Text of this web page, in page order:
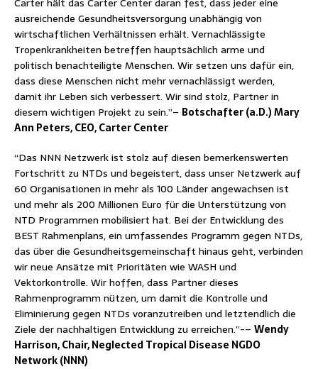
ausreichende Gesundheitsversorgung unabhängig von
wirtschaftlichen Verhältnissen erhält. Vernachlässigte
Tropenkrankheiten betreffen hauptsächlich arme und
politisch benachteiligte Menschen. Wir setzen uns dafür ein,
dass diese Menschen nicht mehr vernachlässigt werden,
damit ihr Leben sich verbessert. Wir sind stolz, Partner in
diesem wichtigen Projekt zu sein.”– Botschafter (a.D.) Mary
Ann Peters, CEO, Carter Center
“Das NNN Netzwerk ist stolz auf diesen bemerkenswerten
Fortschritt zu NTDs und begeistert, dass unser Netzwerk auf
60 Organisationen in mehr als 100 Länder angewachsen ist
und mehr als 200 Millionen Euro für die Unterstützung von
NTD Programmen mobilisiert hat. Bei der Entwicklung des
BEST Rahmenplans, ein umfassendes Programm gegen NTDs,
das über die Gesundheitsgemeinschaft hinaus geht, verbinden
wir neue Ansätze mit Prioritäten wie WASH und
Vektorkontrolle. Wir hoffen, dass Partner dieses
Rahmenprogramm nützen, um damit die Kontrolle und
Eliminierung gegen NTDs voranzutreiben und letztendlich die
Ziele der nachhaltigen Entwicklung zu erreichen.”-– Wendy
Harrison, Chair, Neglected Tropical Disease NGDO
Network (NNN)